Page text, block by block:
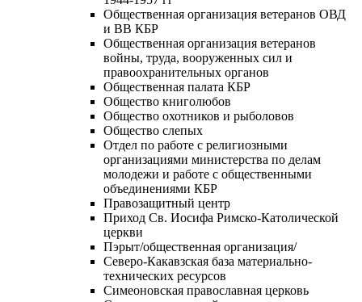
Общественная организация ветеранов ОВД
и ВВ КБР
Общественная организация ветеранов
войны, труда, вооруженных сил и
правоохранительных органов
Общественная палата КБР
Общество книголюбов
Общество охотников и рыболовов
Общество слепых
Отдел по работе с религиозными
организациями министерства по делам
молодежи и работе с общественными
объединениями КБР
Правозащитный центр
Приход Св. Иосифа Римско-Католической
церкви
Пэрыт/общественная организация/
Северо-Какавзская база материально-
технических ресурсов
Симеоновская православная церковь